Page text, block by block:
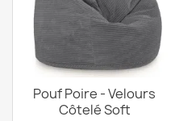
Pouf Poire - Velours
Côtelé Soft